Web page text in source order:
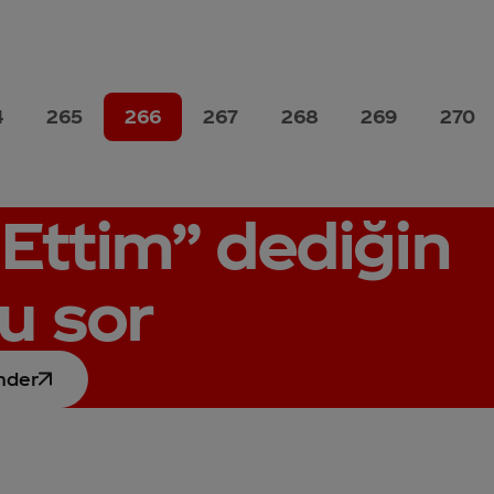
265 266 267 268 269 270
dediğin
sor